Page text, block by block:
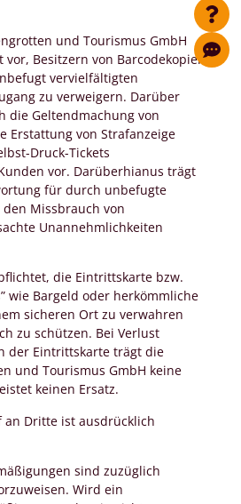
und Tourismus GmbH
vor, Besitzern von Barcodekopien
vervielfältigten
zu verweigern. Darüber
die Geltendmachung von
Erstattung von Strafanzeige
Druck-Tickets
vor. Darüberhianus trägt
für durch unbefugte
Missbrauch von
Unannehmlichkeiten
die Eintrittskarte bzw.
wie Bargeld oder herkömmliche
sicheren Ort zu verwahren
zu schützen. Bei Verlust
der Eintrittskarte trägt die
und Tourismus GmbH keine
keinen Ersatz.
an Dritte ist ausdrücklich
sind zuzüglich
Wird ein